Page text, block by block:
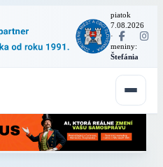
piatok
7.08.2026
·
meniny:
Štefánia